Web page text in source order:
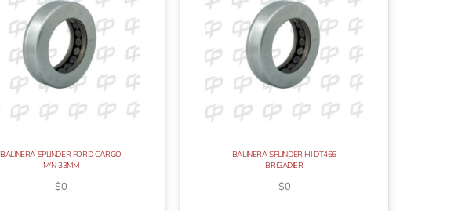
BALINERA SPLINDER FORD CARGO
M/N 33MM
$0
BALINERA SPLINDER HI DT466
BRIGADIER
$0